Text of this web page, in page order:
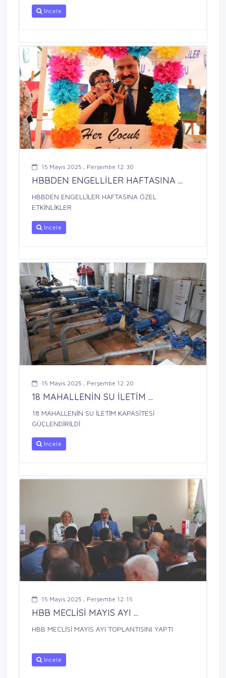
İncele
15 Mayıs 2025 , Perşembe 12:30
HBBDEN ENGELLİLER HAFTASINA ...
HBBDEN ENGELLİLER HAFTASINA ÖZEL
ETKİNLİKLER
İncele
15 Mayıs 2025 , Perşembe 12:20
18 MAHALLENİN SU İLETİM ...
18 MAHALLENİN SU İLETİM KAPASİTESİ
GÜÇLENDİRİLDİ
İncele
15 Mayıs 2025 , Perşembe 12:15
HBB MECLİSİ MAYIS AYI ...
HBB MECLİSİ MAYIS AYI TOPLANTISINI YAPTI
İncele